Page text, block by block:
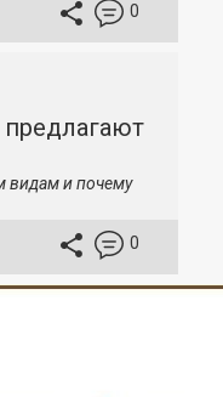
0
видам и почему
0